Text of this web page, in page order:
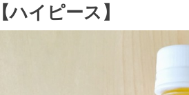
ハイピース】